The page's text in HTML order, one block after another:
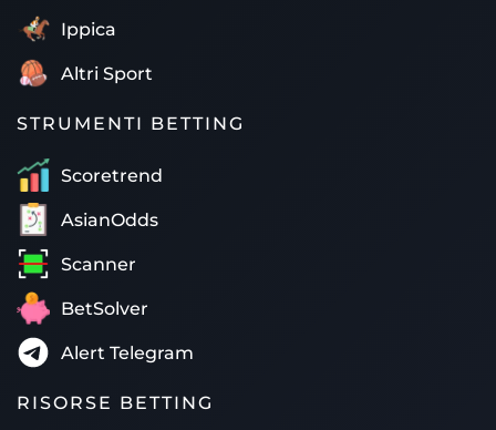
Ippica
Altri Sport
STRUMENTI BETTING
Scoretrend
AsianOdds
Scanner
BetSolver
Alert Telegram
RISORSE BETTING